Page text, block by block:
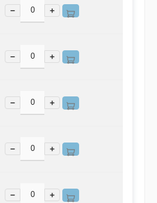
− +
− +
− +
− +
− +